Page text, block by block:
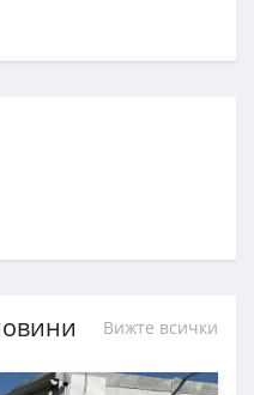
Вижте всички